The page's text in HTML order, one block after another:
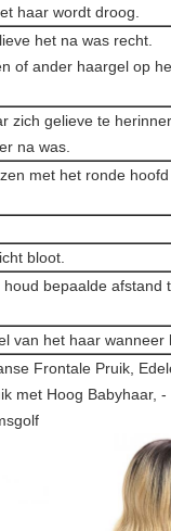
haar wordt droog.
het na was recht.
of ander haargel op
zich gelieve te
na was.
met het ronde
bloot.
bepaalde afstand
van het haar wanneer
Frontale Pruik,
met Hoog Babyhaar,